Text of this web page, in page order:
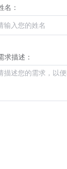
名：
求描述：